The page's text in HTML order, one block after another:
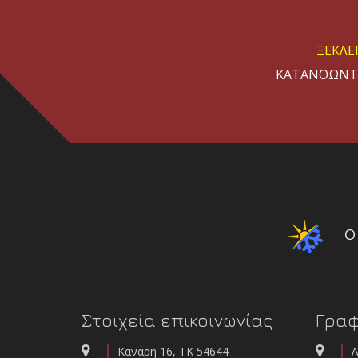
Ο
Στοιχεία επικοινωνίας
Κανάρη 16, ΤΚ 54644